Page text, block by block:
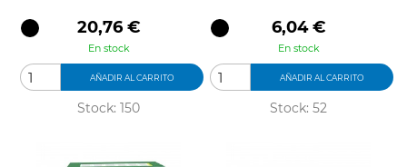
Precio
20,76 €
En stock
AÑADIR AL CARRITO
Stock: 150
Precio
6,04 €
En stock
AÑADIR AL CARRITO
Stock: 52